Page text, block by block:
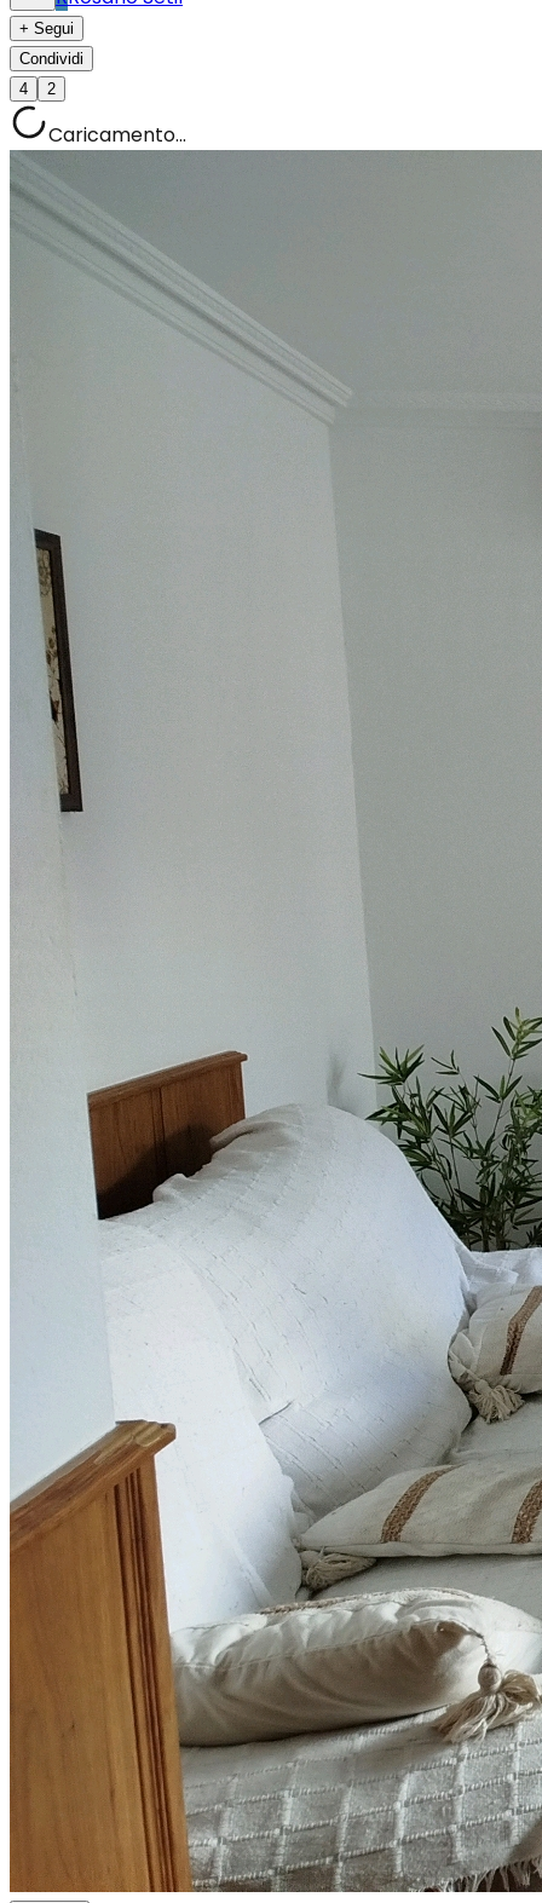
+ Segui
Condividi
4
2
Caricamento...